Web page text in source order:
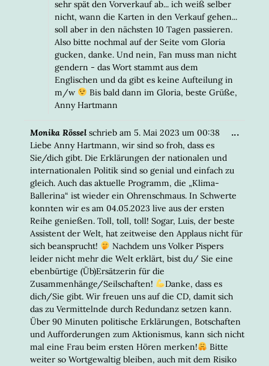
sehr spät den Vorverkauf ab... ich weiß selber
nicht, wann die Karten in den Verkauf gehen...
soll aber in den nächsten 10 Tagen passieren.
Also bitte nochmal auf der Seite vom Gloria
gucken, danke. Und nein, Fan muss man nicht
gendern - das Wort stammt aus dem
Englischen und da gibt es keine Aufteilung in
m/w
Bis bald dann im Gloria, beste Grüße,
Anny Hartmann
Monika Rössel schrieb am 5. Mai 2023 um 00:38
Liebe Anny Hartmann, wir sind so froh, dass es
Sie/dich gibt. Die Erklärungen der nationalen und
internationalen Politik sind so genial und einfach zu
gleich. Auch das aktuelle Programm, die „Klima-
Ballerina“ ist wieder ein Ohrenschmaus. In Schwerte
konnten wir es am 04.05.2023 live aus der ersten
Reihe genießen. Toll, toll, toll! Sogar, Luis, der beste
Assistent der Welt, hat zeitweise den Applaus nicht für
sich beansprucht!
Nachdem uns Volker Pispers
leider nicht mehr die Welt erklärt, bist du/ Sie eine
ebenbürtige (Üb)Ersätzerin für die
Zusammenhänge/Seilschaften!
Danke, dass es
dich/Sie gibt. Wir freuen uns auf die CD, damit sich
das zu Vermittelnde durch Redundanz setzen kann.
Über 90 Minuten politische Erklärungen, Botschaften
und Aufforderungen zum Aktionismus, kann sich nicht
mal eine Frau beim ersten Hören merken!
Bitte
weiter so Wortgewaltig bleiben, auch mit dem Risiko
...DIESE